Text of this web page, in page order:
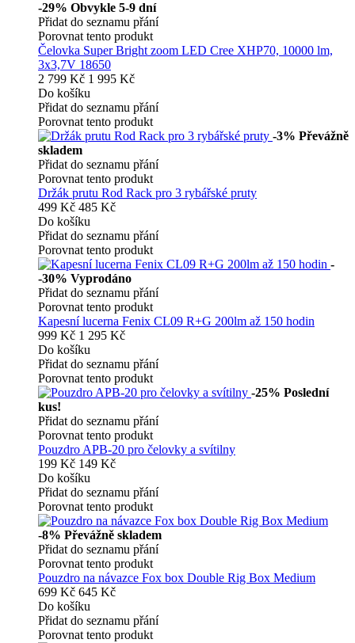
-29% Obvykle 5-9 dní
Přidat do seznamu přání
Porovnat tento produkt
Čelovka Super Bright zoom LED Cree XHP70, 10000 lm,
3x3,7V 18650
2 799 Kč 1 995 Kč
Do košíku
Přidat do seznamu přání
Porovnat tento produkt
-3% Převážně
skladem
Přidat do seznamu přání
Porovnat tento produkt
Držák prutu Rod Rack pro 3 rybářské pruty
499 Kč 485 Kč
Do košíku
Přidat do seznamu přání
Porovnat tento produkt
-
-30% Vyprodáno
Přidat do seznamu přání
Porovnat tento produkt
Kapesní lucerna Fenix CL09 R+G 200lm až 150 hodin
999 Kč 1 295 Kč
Do košíku
Přidat do seznamu přání
Porovnat tento produkt
-25% Poslední
kus!
Přidat do seznamu přání
Porovnat tento produkt
Pouzdro APB-20 pro čelovky a svítilny
199 Kč 149 Kč
Do košíku
Přidat do seznamu přání
Porovnat tento produkt
-8% Převážně skladem
Přidat do seznamu přání
Porovnat tento produkt
Pouzdro na návazce Fox box Double Rig Box Medium
699 Kč 645 Kč
Do košíku
Přidat do seznamu přání
Porovnat tento produkt